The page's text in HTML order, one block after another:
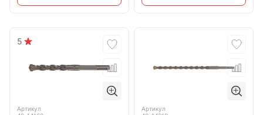
5
Артикул
Артикул